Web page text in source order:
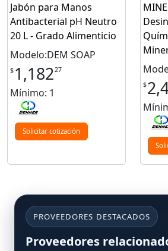
Jabón para Manos
Antibacterial pH Neutro
20 L - Grado Alimenticio
Modelo:DEM SOAP
$ 1,18227
Mínimo: 1
Solicitar cotización
$
PROVEEDORES DESTACADOS
Proveedores